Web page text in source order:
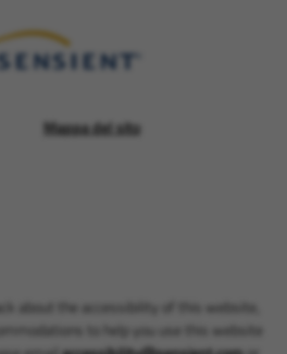
Mappa del sito
about the accessibility of this website,
to help you use this website